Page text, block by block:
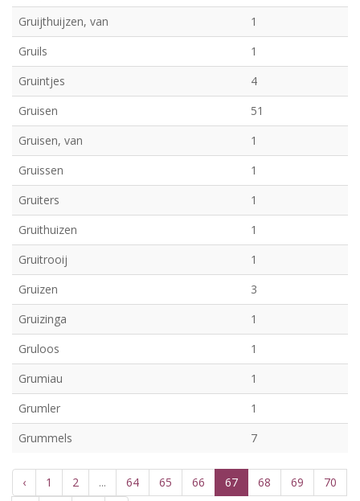
Gruijthuijzen, van
1
Gruils
1
Gruintjes
4
Gruisen
51
Gruisen, van
1
Gruissen
1
Gruiters
1
Gruithuizen
1
Gruitrooij
1
Gruizen
3
Gruizinga
1
Gruloos
1
Grumiau
1
Grumler
1
Grummels
7
‹ 1 2 ... 64 65 66 67 68 69 70